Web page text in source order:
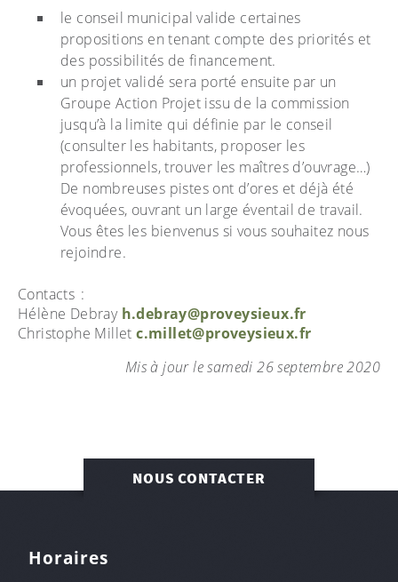
le conseil municipal valide certaines
propositions en tenant compte des priorités et
des possibilités de financement.
un projet validé sera porté ensuite par un
Groupe Action Projet issu de la commission
jusqu’à la limite qui définie par le conseil
(consulter les habitants, proposer les
professionnels, trouver les maîtres d’ouvrage…)
De nombreuses pistes ont d’ores et déjà été
évoquées, ouvrant un large éventail de travail.
Vous êtes les bienvenus si vous souhaitez nous
rejoindre.
Contacts :
Hélène Debray h.debray@proveysieux.fr
Christophe Milletc.millet@proveysieux.fr
Mis à jour le samedi 26 septembre 2020
NOUS CONTACTER
Horaires